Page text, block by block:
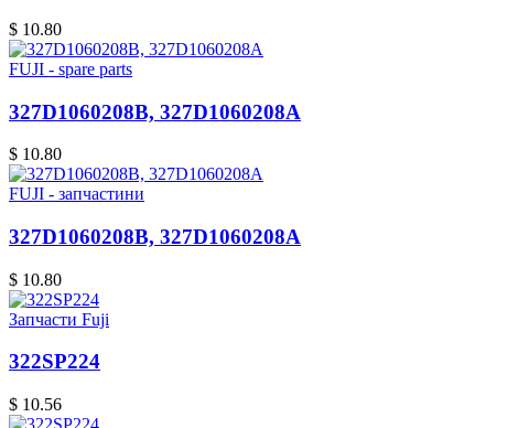
$ 10.80
FUJI - spare parts
327D1060208B, 327D1060208A
$ 10.80
FUJI - запчастини
327D1060208B, 327D1060208A
$ 10.80
Запчасти Fuji
322SP224
$ 10.56